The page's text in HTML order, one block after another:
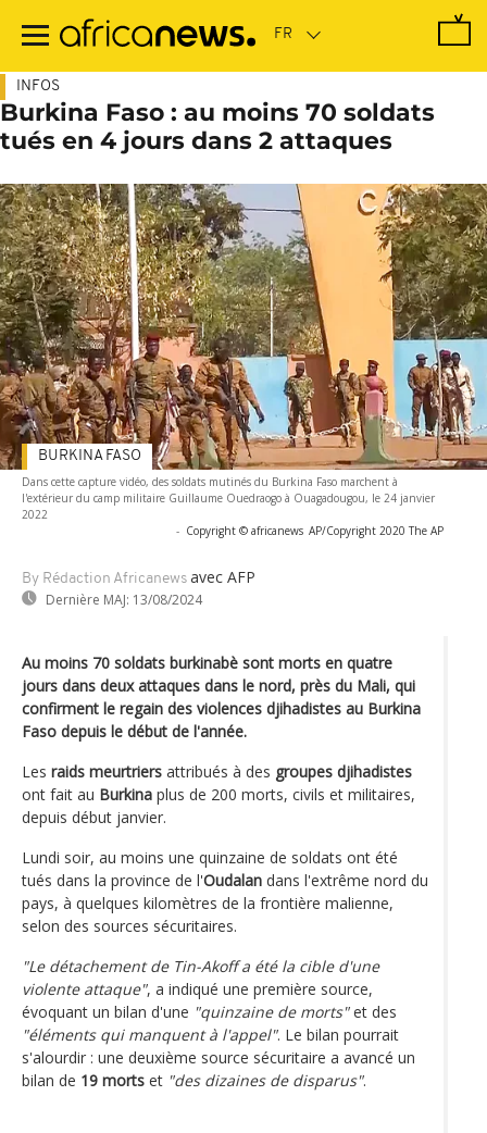
contenu
INFOS
Burkina Faso : au moins 70 soldats
tués en 4 jours dans 2 attaques
Dans cette capture vidéo, des soldats mutinés du Burkina Faso marchent à
l'extérieur du camp militaire Guillaume Ouedraogo à Ouagadougou, le 24 janvier
2022
- Copyright © africanews AP/Copyright 2020 The AP
By Rédaction Africanews avec AFP
Dernière MAJ: 13/08/2024
BURKINA FASO
Au moins 70 soldats burkinabè sont morts en quatre
jours dans deux attaques dans le nord, près du Mali, qui
confirment le regain des violences djihadistes au Burkina
Faso depuis le début de l'année.
Les raids meurtriers attribués à des groupes djihadistes
ont fait au Burkina plus de 200 morts, civils et militaires,
depuis début janvier.
Lundi soir, au moins une quinzaine de soldats ont été
tués dans la province de l'Oudalan dans l'extrême nord du
pays, à quelques kilomètres de la frontière malienne,
selon des sources sécuritaires.
"Le détachement de Tin-Akoff a été la cible d'une
violente attaque", a indiqué une première source,
évoquant un bilan d'une "quinzaine de morts"et des
"éléments qui manquent à l'appel". Le bilan pourrait
s'alourdir : une deuxième source sécuritaire a avancé un
bilan de 19 morts et "des dizaines de disparus".